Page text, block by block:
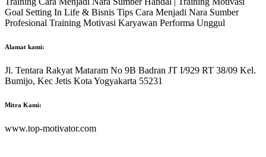
Goal Setting In Life & Bisnis Tips Cara Menjadi Nara Sumber
Profesional Training Motivasi Karyawan Performa Unggul
Alamat kami:
Jl. Tentara Rakyat Mataram No 9B Badran JT I/929 RT 38/09 Kel.
Bumijo, Kec Jetis Kota Yogyakarta 55231
Mitra Kami:
www.top-motivator.com